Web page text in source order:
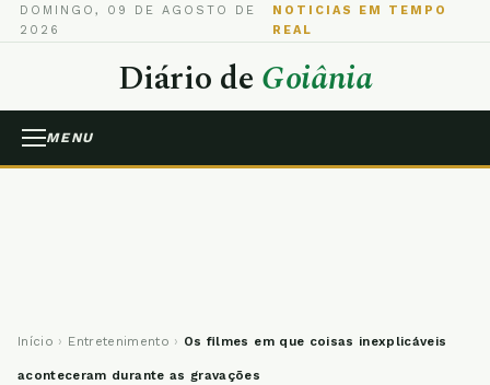
DOMINGO, 09 DE AGOSTO DE
2026
NOTICIAS EM TEMPO
REAL
Diário deGoiânia
MENU
Início › Entretenimento › Os filmes em que coisas inexplicáveis
aconteceram durante as gravações